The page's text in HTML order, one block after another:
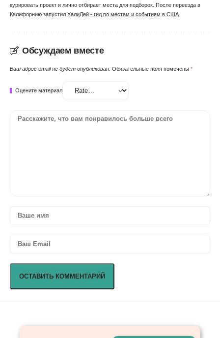
курировать проект и лично отбирает места для подборок. После переезда в
Калифорнию запустил ХалиДей - гид по местам и событиям в США
Обсуждаем вместе
Ваш адрес email не будет опубликован. Обязательные поля помечены *
Оцените материал